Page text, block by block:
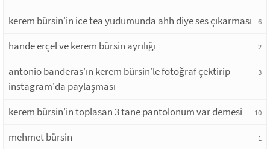
kerem bürsin'in ice tea yudumunda ahh diye ses çıkarması 6
hande erçel ve kerem bürsin ayrılığı 2
antonio banderas'ın kerem bürsin'le fotoğraf çektirip
instagram'da paylaşması
3
kerem bürsin'in toplasan 3 tane pantolonum var demesi 10
mehmet bürsin 1